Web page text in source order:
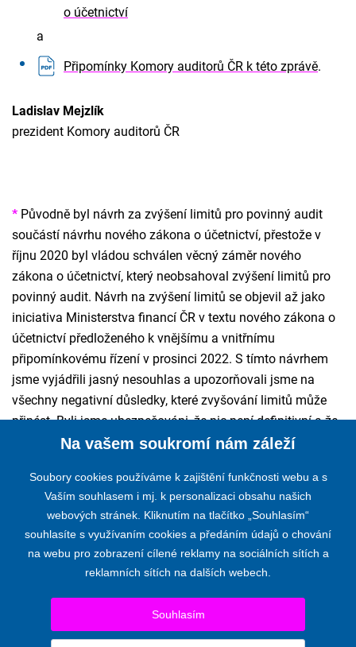
o účetnictví
a
Připomínky Komory auditorů ČR k této zprávě.
Ladislav Mejzlík
prezident Komory auditorů ČR
* Původně byl návrh za zvýšení limitů pro povinný audit
součástí návrhu nového zákona o účetnictví, přestože v
říjnu 2020 byl vládou schválen věcný záměr nového
zákona o účetnictví, který neobsahoval zvýšení limitů pro
povinný audit. Návrh na zvýšení limitů se objevil až jako
iniciativa Ministerstva financí ČR v textu nového zákona o
účetnictví předloženého k vnějšímu a vnitřnímu
připomínkovému řízení v prosinci 2022. S tímto návrhem
jsme vyjádřili jasný nesouhlas a upozorňovali jsme na
všechny negativní důsledky, které zvyšování limitů může
přinést. Byli jsme ubezpečováni, že nic není definitivní a že
se o tom bude dále jednat.
KOMORA AUDITORŮ ČESKÉ REPUBLIKY
Opletalova 55, 110 00 PRAHA 1
Telefon:+420 224 222 178,+420 224 212 670
Prohlášení o přístupnosti|Upravit nastavení
Na vašem soukromí nám záleží
Soubory cookies používáme k zajištění funkčnosti webu a s
Vaším souhlasem i mj. k personalizaci obsahu našich
webových stránek. Kliknutím na tlačítko „Souhlasím“
souhlasíte s využívaním cookies a předáním údajů o chování
na webu pro zobrazení cílené reklamy na sociálních sítích a
reklamních sítích na dalších webech.
Souhlasím